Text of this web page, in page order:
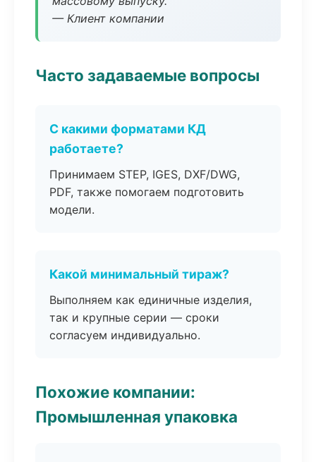
— Клиент компании
Часто задаваемые вопросы
С какими форматами КД
работаете?
Принимаем STEP, IGES, DXF/DWG,
PDF, также помогаем подготовить
модели.
Какой минимальный тираж?
Выполняем как единичные изделия,
так и крупные серии — сроки
согласуем индивидуально.
Похожие компании:
Промышленная упаковка